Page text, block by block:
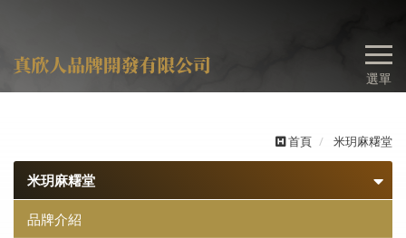
選單
首頁 米玥麻糬堂
米玥麻糬堂
品牌介紹